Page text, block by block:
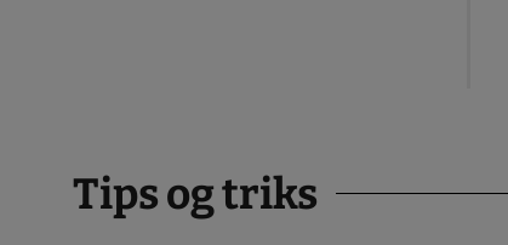
Tips og triks